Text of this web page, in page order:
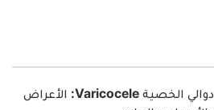
دوالي الخصية Varicocele: الأعراض